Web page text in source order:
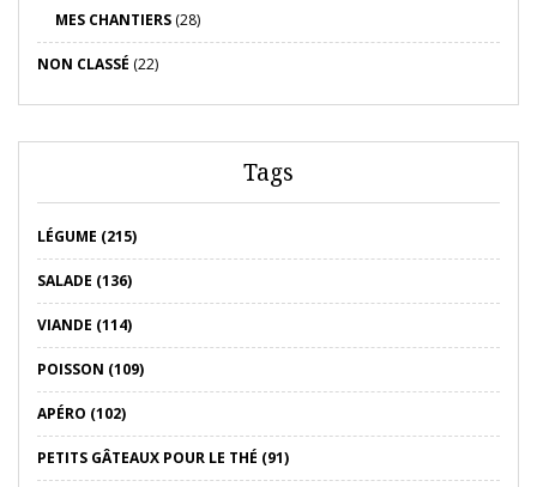
MES CHANTIERS (28)
NON CLASSÉ (22)
Tags
LÉGUME (215)
SALADE (136)
VIANDE (114)
POISSON (109)
APÉRO (102)
PETITS GÂTEAUX POUR LE THÉ (91)